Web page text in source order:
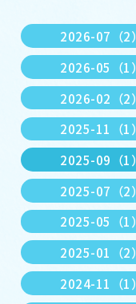
2026-07（2）
2026-05（1）
2026-02（2）
2025-11（1）
2025-09（1）
2025-07（2）
2025-05（1）
2025-01（2）
2024-11（1）